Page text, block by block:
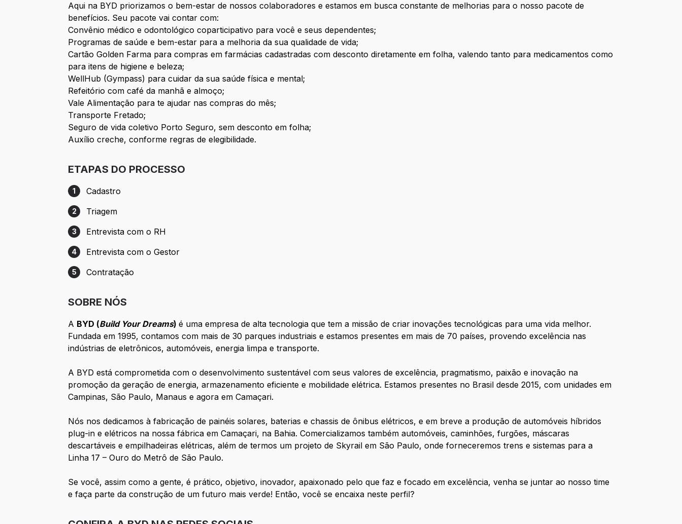
Aqui na BYD priorizamos o bem-estar de nossos colaboradores e estamos em busca constante de melhorias para o nosso pacote de
benefícios. Seu pacote vai contar com:
Convênio médico e odontológico coparticipativo para você e seus dependentes;
Programas de saúde e bem-estar para a melhoria da sua qualidade de vida;
Cartão Golden Farma para compras em farmácias cadastradas com desconto diretamente em folha, valendo tanto para medicamentos como
para itens de higiene e beleza;
WellHub (Gympass) para cuidar da sua saúde física e mental;
Refeitório com café da manhã e almoço;
Vale Alimentação para te ajudar nas compras do mês;
Transporte Fretado;
Seguro de vida coletivo Porto Seguro, sem desconto em folha;
Auxílio creche, conforme regras de elegibilidade.
ETAPAS DO PROCESSO
Etapa 1: Cadastro
1 Cadastro
Etapa 2: Triagem
2 Triagem
Etapa 3: Entrevista com o RH
3 Entrevista com o RH
Etapa 4: Entrevista com o Gestor
4 Entrevista com o Gestor
Etapa 5: Contratação
5 Contratação
SOBRE NÓS
A BYD (Build Your Dreams)é uma empresa de alta tecnologia que tem a missão de criar inovações tecnológicas para uma vida melhor.
Fundada em 1995, contamos com mais de 30 parques industriais e estamos presentes em mais de 70 países, provendo excelência nas
indústrias de eletrônicos, automóveis, energia limpa e transporte.
A BYD está comprometida com o desenvolvimento sustentável com seus valores de excelência, pragmatismo, paixão e inovação na
promoção da geração de energia, armazenamento eficiente e mobilidade elétrica. Estamos presentes no Brasil desde 2015, com unidades em
Campinas, São Paulo, Manaus e agora em Camaçari.
Nós nos dedicamos à fabricação de painéis solares, baterias e chassis de ônibus elétricos, e em breve a produção de automóveis híbridos
plug-in e elétricos na nossa fábrica em Camaçari, na Bahia. Comercializamos também automóveis, caminhões, furgões, máscaras
descartáveis e empilhadeiras elétricas, além de termos um projeto de Skyrail em São Paulo, onde forneceremos trens e sistemas para a
Linha 17 – Ouro do Metrô de São Paulo.
Se você, assim como a gente, é prático, objetivo, inovador, apaixonado pelo que faz e focado em excelência, venha se juntar ao nosso time
e faça parte da construção de um futuro mais verde! Então, você se encaixa neste perfil?